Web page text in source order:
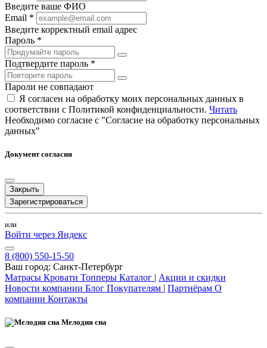
Введите ваше ФИО
Email *
Введите корректный email адрес
Пароль *
Подтвердите пароль *
Пароли не совпадают
Я согласен на обработку моих персональных данных в
соответствии с Политикой конфиденциальности. Читать
Необходимо согласие с "Согласие на обработку персональных
данных"
Документ согласия
Закрыть
Зарегистрироваться
или
Войти через Яндекс
8 (800) 550-15-50
Ваш город: Санкт-Петербург
Матрасы Кровати Топперы Каталог | Акции и скидки
Новости компании Блог Покупателям | Партнёрам О
компании Контакты
Мелодия сна